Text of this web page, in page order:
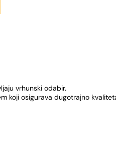
vrhunski odabir.
koji osigurava dugotrajno